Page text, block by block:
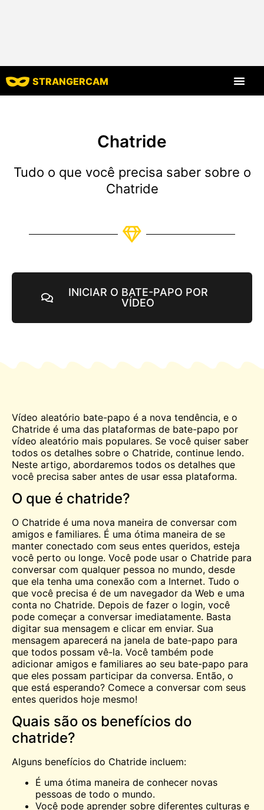
STRANGERCAM
Chatride
Tudo o que você precisa saber sobre o
Chatride
INICIAR O BATE-PAPO POR
VÍDEO
Vídeo aleatório bate-papo é a nova tendência, e o
Chatride é uma das plataformas de bate-papo por
vídeo aleatório mais populares. Se você quiser saber
todos os detalhes sobre o Chatride, continue lendo.
Neste artigo, abordaremos todos os detalhes que
você precisa saber antes de usar essa plataforma.
O que é chatride?
O Chatride é uma nova maneira de conversar com
amigos e familiares. É uma ótima maneira de se
manter conectado com seus entes queridos, esteja
você perto ou longe. Você pode usar o Chatride para
conversar com qualquer pessoa no mundo, desde
que ela tenha uma conexão com a Internet. Tudo o
que você precisa é de um navegador da Web e uma
conta no Chatride. Depois de fazer o login, você
pode começar a conversar imediatamente. Basta
digitar sua mensagem e clicar em enviar. Sua
mensagem aparecerá na janela de bate-papo para
que todos possam vê-la. Você também pode
adicionar amigos e familiares ao seu bate-papo para
que eles possam participar da conversa. Então, o
que está esperando? Comece a conversar com seus
entes queridos hoje mesmo!
Quais são os benefícios do
chatride?
Alguns benefícios do Chatride incluem:
É uma ótima maneira de conhecer novas
pessoas de todo o mundo.
Você pode aprender sobre diferentes culturas e